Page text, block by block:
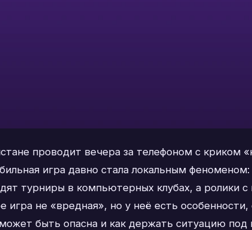
проводит вечера за телефоном с криком
игра давно стала локальным
турниры в компьютерных клубах, а ролики
игра не «вредная», но у неё есть
быть опасна и как держать ситуацию под